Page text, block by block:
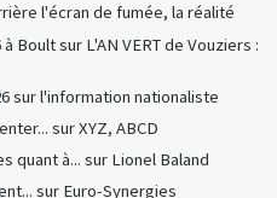
l'écran de fumée, la réalité
à Boultsur L'AN VERT de Vouziers :
surl'information nationaliste
surXYZ, ABCD
quant à... sur Lionel Baland
sur Euro-Synergies